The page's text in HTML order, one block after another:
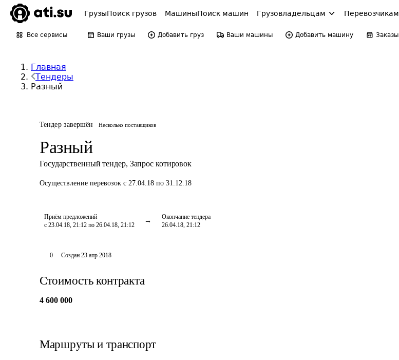
ГрузыПоиск грузов МашиныПоиск машин Грузовладельцам Перевозчикам
Все сервисы Ваши грузы Добавить груз Ваши машины Добавить машину Заказы
Главная
Тендеры
Разный
Тендер завершён Несколько поставщиков
Разный
Государственный тендер, Запрос котировок
Осуществление перевозок с 27.04.18 по 31.12.18
Приём предложений
с 23.04.18, 21:12 по 26.04.18, 21:12
Окончание тендера
26.04.18, 21:12
0 Создан 23 апр 2018
Стоимость контракта
4 600 000
Маршруты и транспорт